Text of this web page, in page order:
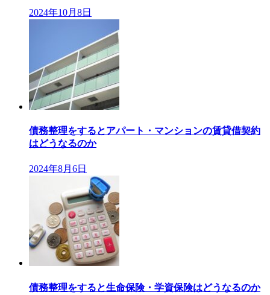
2024年10月8日
債務整理をするとアパート・マンションの賃貸借契約
はどうなるのか
2024年8月6日
債務整理をすると生命保険・学資保険はどうなるのか